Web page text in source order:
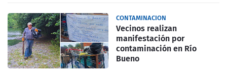
CONTAMINACION
Vecinos realizan
manifestación por
contaminación en Río
Bueno